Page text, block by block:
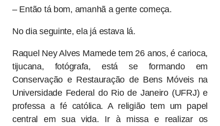
– Então tá bom, amanhã a gente começa.
No dia seguinte, ela já estava lá.
Raquel Ney Alves Mamede tem 26 anos, é carioca,
tijucana, fotógrafa, está se formando em
Conservação e Restauração de Bens Móveis na
Universidade Federal do Rio de Janeiro (UFRJ) e
professa a fé católica. A religião tem um papel
central em sua vida. Ir à missa e realizar os